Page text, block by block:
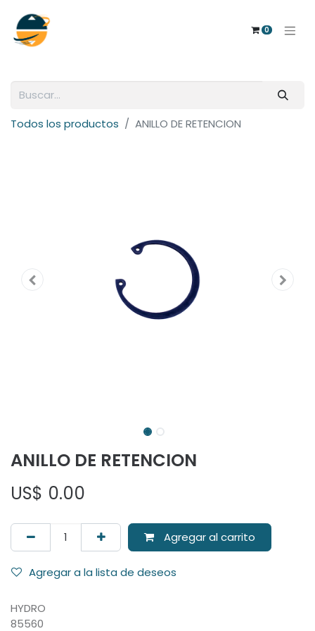
0
Todos los productos ANILLO DE RETENCION
ANILLO DE RETENCION
US$ 0.00
Agregar al carrito
Agregar a la lista de deseos
HYDRO
85560